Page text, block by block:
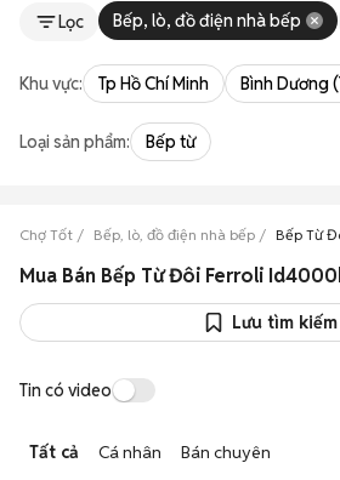
Lọc Bếp, lò, đồ điện nhà bếp
Khu vực: Tp Hồ Chí Minh Bình Dương
Loại sản phẩm: Bếp từ
Chợ Tốt Bếp, lò, đồ điện nhà bếp Bếp Từ
Lưu tìm kiếm
Tin có video
Tất cả Cá nhân Bán chuyên